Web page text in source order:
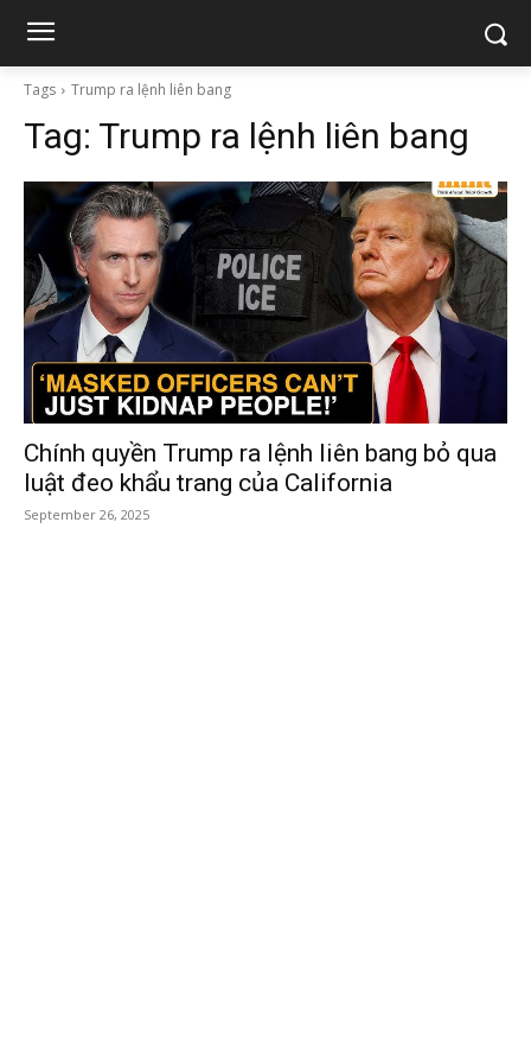
Tags Trump ra lệnh liên bang
Tag: Trump ra lệnh liên bang
Chính quyền Trump ra lệnh liên bang bỏ qua
luật đeo khẩu trang của California
September 26, 2025